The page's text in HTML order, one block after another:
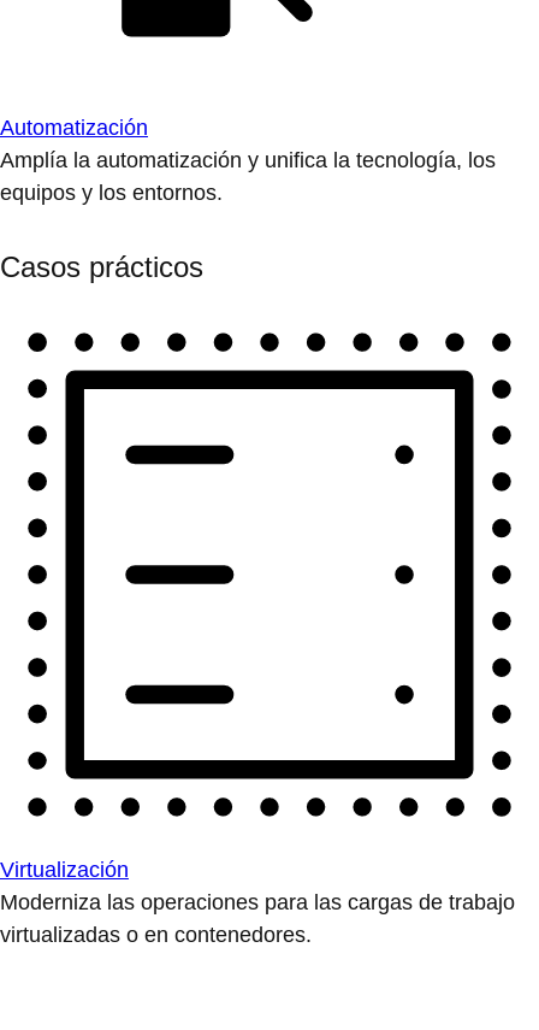
Automatización
Amplía la automatización y unifica la tecnología, los
equipos y los entornos.
Casos prácticos
Virtualización
Moderniza las operaciones para las cargas de trabajo
virtualizadas o en contenedores.